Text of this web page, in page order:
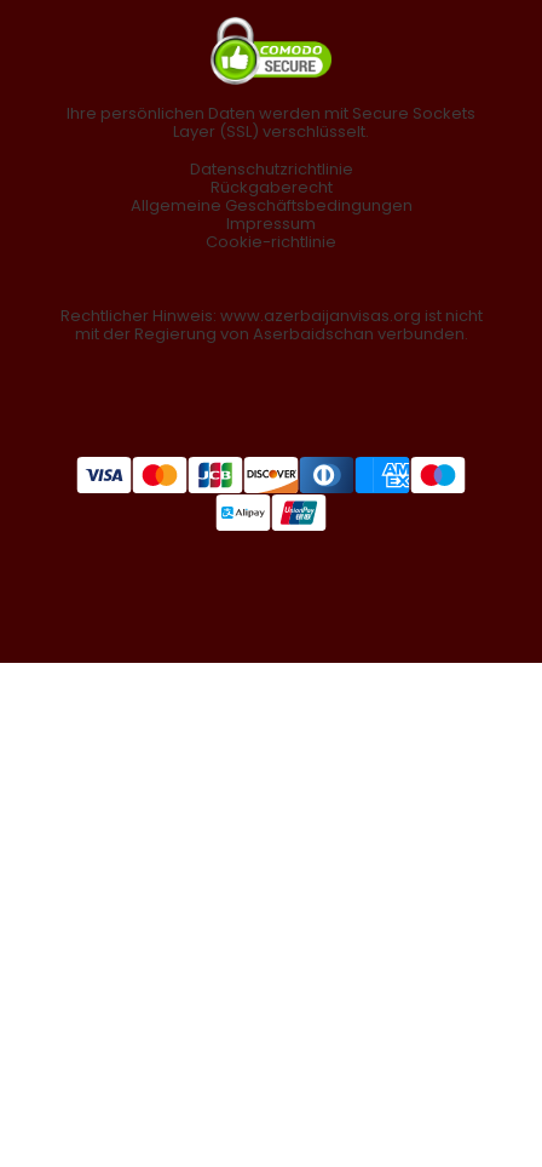
Ihre persönlichen Daten werden mit Secure Sockets
Layer (SSL) verschlüsselt.
Datenschutzrichtlinie
Rückgaberecht
Allgemeine Geschäftsbedingungen
Impressum
Cookie-richtlinie
Rechtlicher Hinweis: www.azerbaijanvisas.org ist nicht
mit der Regierung von Aserbaidschan verbunden.